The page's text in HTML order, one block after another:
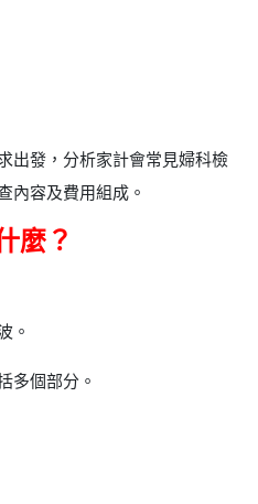
出發，分析家計會常見婦科檢
內容及費用組成。
麼？
。
多個部分。